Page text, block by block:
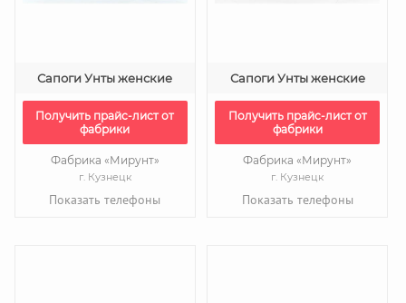
Сапоги Унты женские
Получить прайс-лист от
фабрики
Фабрика «Мирунт»
г. Кузнецк
Показать телефоны
Сапоги Унты женские
Получить прайс-лист от
фабрики
Фабрика «Мирунт»
г. Кузнецк
Показать телефоны